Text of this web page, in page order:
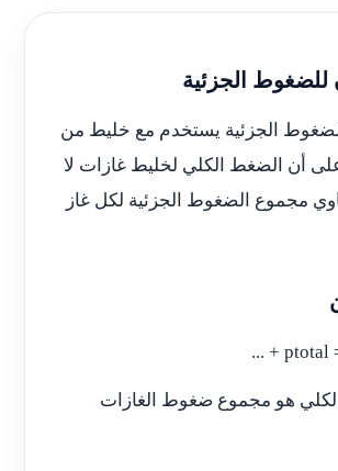
للضغوط الجزئية
الجزئية يستخدم مع خليط من
أن الضغط الكلي لخليط غازات لا
مجموع الضغوط الجزئية لكل غاز
ptotal
هو مجموع ضغوط الغازات